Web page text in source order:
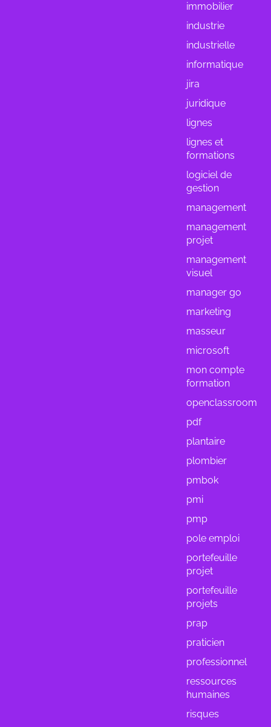
immobilier
industrie
industrielle
informatique
jira
juridique
lignes
lignes et
formations
logiciel de
gestion
management
management
projet
management
visuel
manager go
marketing
masseur
microsoft
mon compte
formation
openclassroom
pdf
plantaire
plombier
pmbok
pmi
pmp
pole emploi
portefeuille
projet
portefeuille
projets
prap
praticien
professionnel
ressources
humaines
risques